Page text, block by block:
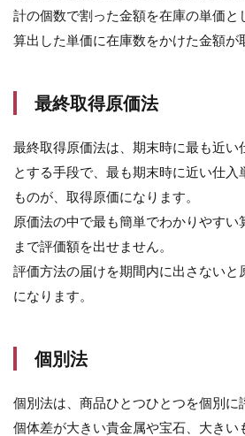
計の個数で割った金額を在庫の単価と
算出した単価に在庫数をかけた金額が
最終取得原価法
最終取得原価法は、期末時に最も近い
とする手段で、最も期末時に近い仕入
ものが、取得原価になります。
原価法の中で最も簡単でわかりやすい
まで評価額を出せません。
評価方法の届けを期間内に出さないと
になります。
個別法
個別法は、商品ひとつひとつを個別に
個体差が大きい貴金属や宝石、大きい